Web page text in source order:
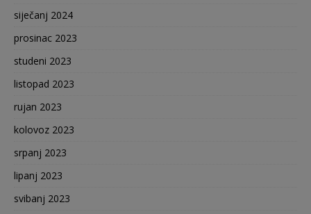
siječanj 2024
prosinac 2023
studeni 2023
listopad 2023
rujan 2023
kolovoz 2023
srpanj 2023
lipanj 2023
svibanj 2023